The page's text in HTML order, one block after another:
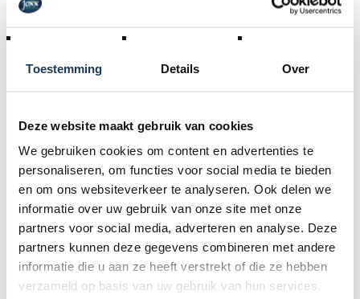
Toestemming Details Over
Deze website maakt gebruik van cookies
We gebruiken cookies om content en advertenties te
personaliseren, om functies voor social media te bieden
en om ons websiteverkeer te analyseren. Ook delen we
informatie over uw gebruik van onze site met onze
partners voor social media, adverteren en analyse. Deze
partners kunnen deze gegevens combineren met andere
informatie die u aan ze heeft verstrekt of die ze hebben
verzameld op basis van uw gebruik van hun services.
LEVELS - 3 Schuimballen + Opbergtas
€ 31,00